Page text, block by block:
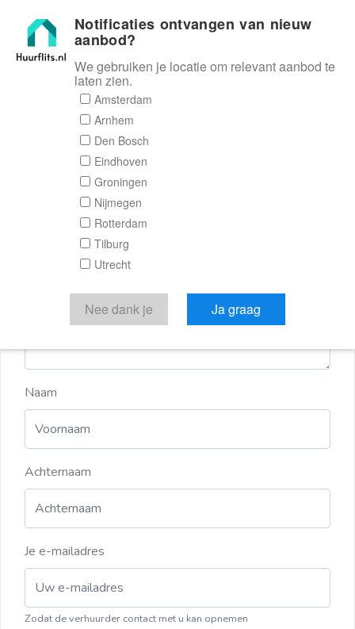
Huurflits
Reactieformulier
Huurflits
Verstuur je bericht
Door een bericht te sturen kom je in contact met de
aanbieder of makelaar van de woning.
Naam
Achternaam
Je e-mailadres
Zodat de verhuurder contact met u kan opnemen
Notificaties ontvangen van nieuw
aanbod?
We gebruiken je locatie om relevant aanbod te
laten zien.
Amsterdam
Arnhem
Den Bosch
Eindhoven
Groningen
Nijmegen
Rotterdam
Tilburg
Utrecht
Nee dank je Ja graag